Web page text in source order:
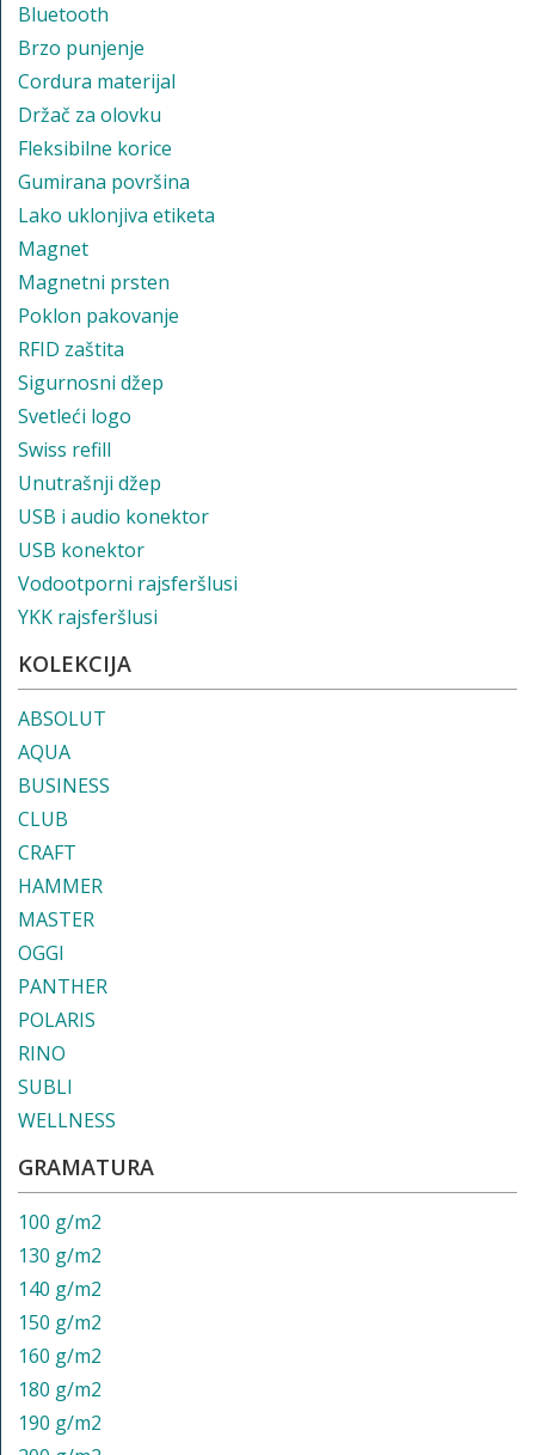
Bluetooth
Brzo punjenje
Cordura materijal
Držač za olovku
Fleksibilne korice
Gumirana površina
Lako uklonjiva etiketa
Magnet
Magnetni prsten
Poklon pakovanje
RFID zaštita
Sigurnosni džep
Svetleći logo
Swiss refill
Unutrašnji džep
USB i audio konektor
USB konektor
Vodootporni rajsferšlusi
YKK rajsferšlusi
KOLEKCIJA
ABSOLUT
AQUA
BUSINESS
CLUB
CRAFT
HAMMER
MASTER
OGGI
PANTHER
POLARIS
RINO
SUBLI
WELLNESS
GRAMATURA
100 g/m2
130 g/m2
140 g/m2
150 g/m2
160 g/m2
180 g/m2
190 g/m2